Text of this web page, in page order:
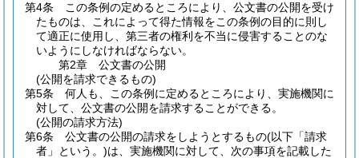
第4条
この条例の定めるところにより、公文書の公開を受け
たものは、これによって得た情報をこの条例の目的に則し
て適正に使用し、第三者の権利を不当に侵害することのな
いようにしなければならない。
第2章
公文書の公開
(公開を請求できるもの)
第5条
何人も、この条例に定めるところにより、実施機関に
対して、公文書の公開を請求することができる。
(公開の請求方法)
第6条
公文書の公開の請求をしようとするもの(以下「請求
者」という。)は、実施機関に対して、次の事項を記載した